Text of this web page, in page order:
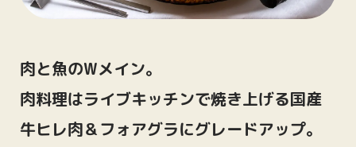
肉と魚のWメイン。
肉料理はライブキッチンで焼き上げる国産
牛ヒレ肉＆フォアグラにグレードアップ。